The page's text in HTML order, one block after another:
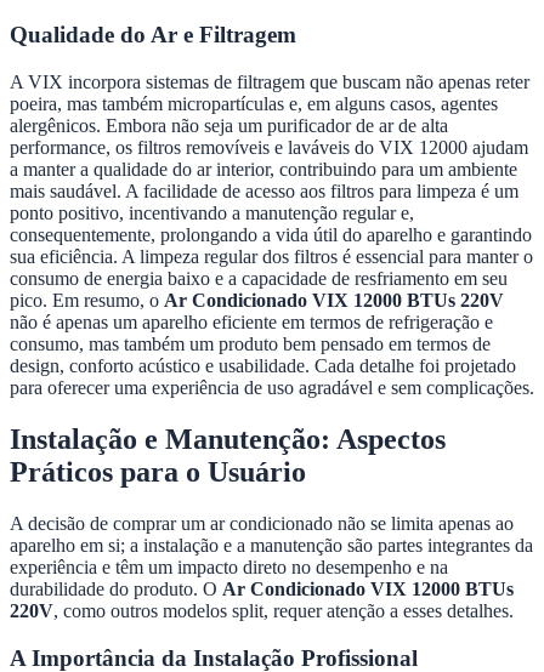
Qualidade do Ar e Filtragem
A VIX incorpora sistemas de filtragem que buscam não apenas reter
poeira, mas também micropartículas e, em alguns casos, agentes
alergênicos. Embora não seja um purificador de ar de alta
performance, os filtros removíveis e laváveis do VIX 12000 ajudam
a manter a qualidade do ar interior, contribuindo para um ambiente
mais saudável. A facilidade de acesso aos filtros para limpeza é um
ponto positivo, incentivando a manutenção regular e,
consequentemente, prolongando a vida útil do aparelho e garantindo
sua eficiência. A limpeza regular dos filtros é essencial para manter o
consumo de energia baixo e a capacidade de resfriamento em seu
pico. Em resumo, o Ar Condicionado VIX 12000 BTUs 220V
não é apenas um aparelho eficiente em termos de refrigeração e
consumo, mas também um produto bem pensado em termos de
design, conforto acústico e usabilidade. Cada detalhe foi projetado
para oferecer uma experiência de uso agradável e sem complicações.
Instalação e Manutenção: Aspectos
Práticos para o Usuário
A decisão de comprar um ar condicionado não se limita apenas ao
aparelho em si; a instalação e a manutenção são partes integrantes da
experiência e têm um impacto direto no desempenho e na
durabilidade do produto. O Ar Condicionado VIX 12000 BTUs
220V, como outros modelos split, requer atenção a esses detalhes.
A Importância da Instalação Profissional